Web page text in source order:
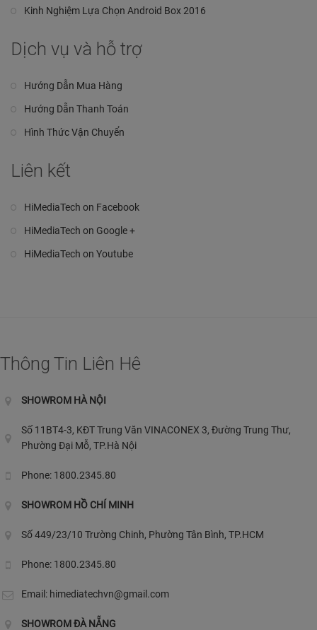
Kinh Nghiệm Lựa Chọn Android Box 2016
Dịch vụ và hỗ trợ
Hướng Dẫn Mua Hàng
Hướng Dẫn Thanh Toán
Hình Thức Vận Chuyển
Liên kết
HiMediaTech on Facebook
HiMediaTech on Google +
HiMediaTech on Youtube
Thông Tin Liên Hê
SHOWROM HÀ NỘI
Số 11BT4-3, KĐT Trung Văn VINACONEX 3, Đường Trung Thư,
Phường Đại Mỗ, TP.Hà Nội
Phone: 1800.2345.80
SHOWROM HỒ CHÍ MINH
Số 449/23/10 Trường Chinh, Phường Tân Bình, TP.HCM
Phone: 1800.2345.80
Email: himediatechvn@gmail.com
SHOWROM ĐÀ NẴNG